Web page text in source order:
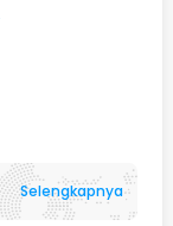
Selengkapnya